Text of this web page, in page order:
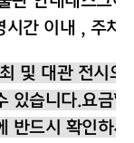
시간 이내 , 주차
및 대관 전시의
있습니다.요금
반드시 확인하